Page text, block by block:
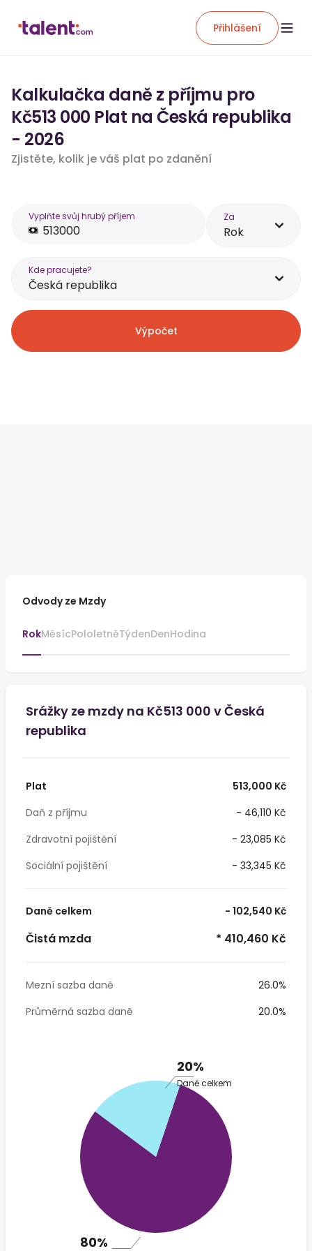
Přihlášení
Kalkulačka daně z příjmu pro
Kč513 000 Plat na Česká republika
- 2026
Zjistěte, kolik je váš plat po zdanění
Vyplňte svůj hrubý příjem Za
Rok
Kde pracujete?
Česká republika
Výpočet
Odvody ze Mzdy
RokMěsícPololetněTýdenDenHodina
Srážky ze mzdy na Kč513 000 v Česká
republika
Plat
513,000 Kč
Daň z příjmu
- 46,110 Kč
Zdravotní pojištění
- 23,085 Kč
Sociální pojištění
- 33,345 Kč
Daně celkem - 102,540 Kč
Čistá mzda * 410,460 Kč
Mezní sazba daně
26.0%
Průměrná sazba daně
20.0%
20%
Daně celkem
80%